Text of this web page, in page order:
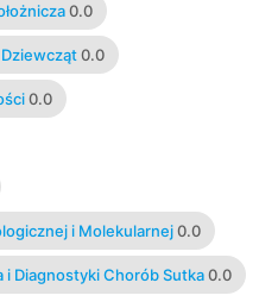
0.0
0.0
0.0
i Molekularnej 0.0
i Diagnostyki Chorób Sutka 0.0